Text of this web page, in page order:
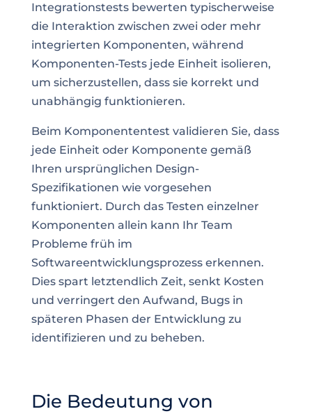
Integrationstests bewerten typischerweise
die Interaktion zwischen zwei oder mehr
integrierten Komponenten, während
Komponenten-Tests jede Einheit isolieren,
um sicherzustellen, dass sie korrekt und
unabhängig funktionieren.
Beim Komponententest validieren Sie, dass
jede Einheit oder Komponente gemäß
Ihren ursprünglichen Design-
Spezifikationen wie vorgesehen
funktioniert. Durch das Testen einzelner
Komponenten allein kann Ihr Team
Probleme früh im
Softwareentwicklungsprozess erkennen.
Dies spart letztendlich Zeit, senkt Kosten
und verringert den Aufwand, Bugs in
späteren Phasen der Entwicklung zu
identifizieren und zu beheben.
Die Bedeutung von